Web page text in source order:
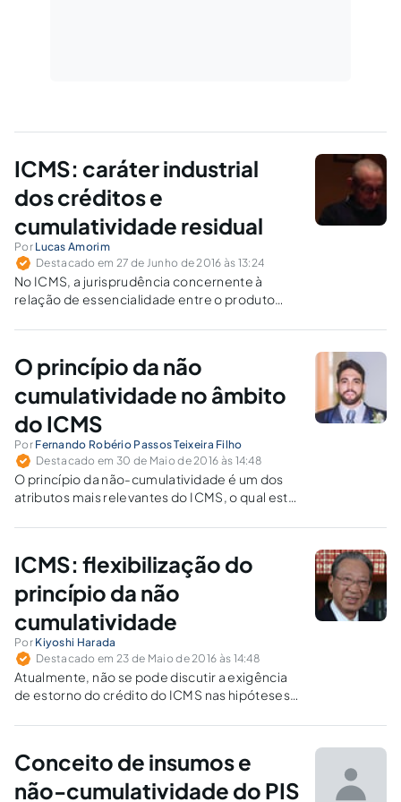
ICMS: caráter industrial
dos créditos e
cumulatividade residual
Por Lucas Amorim
Destacado em 27 de Junho de 2016 às 13:24
No ICMS, a jurisprudência concernente à
relação de essencialidade entre o produto
demasiadamente rígida, de forma a evitar o
de fato envolvidos na fabricação da
mercadoria.
O princípio da não
cumulatividade no âmbito
do ICMS
Por Fernando Robério Passos Teixeira Filho
Destacado em 30 de Maio de 2016 às 14:48
O princípio da não-cumulatividade é um dos
atributos mais relevantes do ICMS, o qual está
tributo multifásico. Estes dois fatores dão uma
as consequências práticas demonstradas a
seguir.
ICMS: flexibilização do
princípio da não
cumulatividade
Por Kiyoshi Harada
Destacado em 23 de Maio de 2016 às 14:48
Atualmente, não se pode discutir a exigência
de estorno do crédito do ICMS nas hipóteses
Constituição fez a ressalva quanto ao princípio
casos.
Conceito de insumos e
não-cumulatividade do PIS